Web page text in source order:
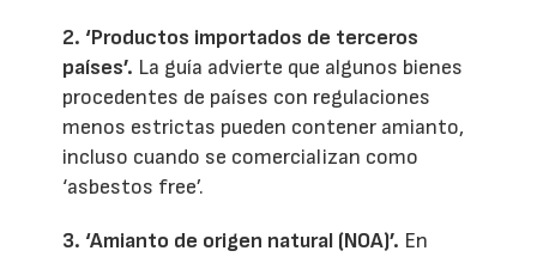
2. ‘Productos importados de terceros
países’. La guía advierte que algunos bienes
procedentes de países con regulaciones
menos estrictas pueden contener amianto,
incluso cuando se comercializan como
‘asbestos free’.
3. ‘Amianto de origen natural (NOA)’. En